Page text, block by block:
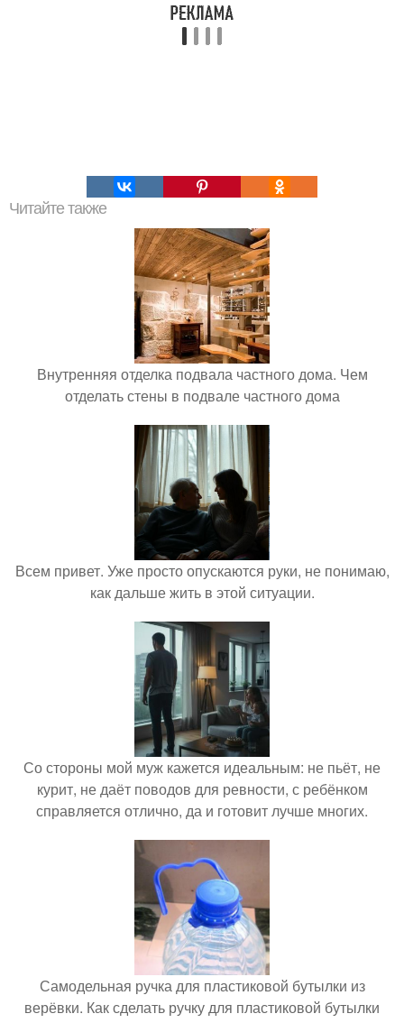
Читайте также
Внутренняя отделка подвала частного дома. Чем
отделать стены в подвале частного дома
Всем привет. Уже просто опускаются руки, не понимаю,
как дальше жить в этой ситуации.
Со стороны мой муж кажется идеальным: не пьёт, не
курит, не даёт поводов для ревности, с ребёнком
справляется отлично, да и готовит лучше многих.
Самодельная ручка для пластиковой бутылки из
верёвки. Как сделать ручку для пластиковой бутылки